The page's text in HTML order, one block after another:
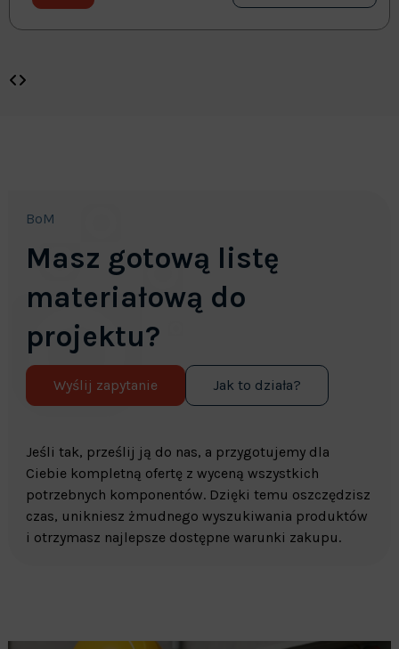
BoM
Masz gotową listę
materiałową do
projektu?
Wyślij zapytanie Jak to działa?
Jeśli tak, prześlij ją do nas, a przygotujemy dla
Ciebie kompletną ofertę z wyceną wszystkich
potrzebnych komponentów. Dzięki temu oszczędzisz
czas, unikniesz żmudnego wyszukiwania produktów
i otrzymasz najlepsze dostępne warunki zakupu.